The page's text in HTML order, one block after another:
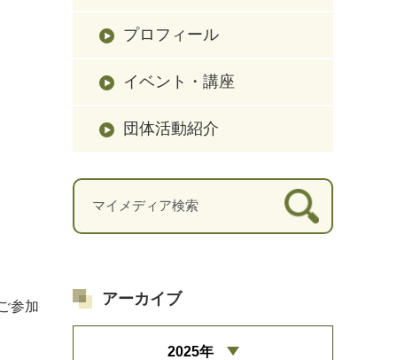
参加
プロフィール
イベント・講座
団体活動紹介
アーカイブ
2025年